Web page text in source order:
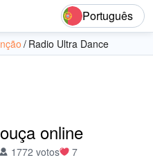
Português
Radio Ultra Dance
online
1772 votos 7